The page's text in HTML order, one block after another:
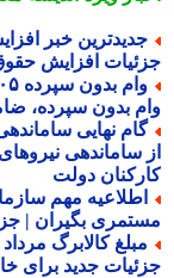
افزایش حقوق،
بدون سپرده، ضامن
ساماندهی نیروهای
دولت
مهم سازمان
بگیران |
جدید برای